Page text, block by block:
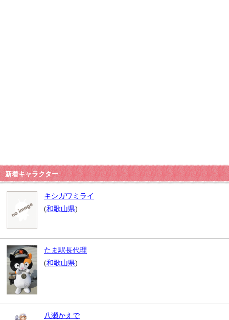
新着キャラクター
キシガワミライ
(和歌山県)
たま駅長代理
(和歌山県)
八瀬かえで